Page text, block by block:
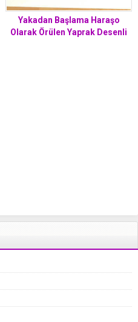
Yakadan Başlama Haraşo
Olarak Örülen Yaprak Desenli